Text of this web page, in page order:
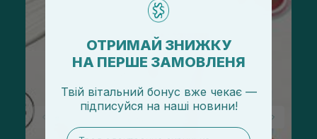
ОТРИМАЙ ЗНИЖКУ
НА ПЕРШЕ ЗАМОВЛЕНЯ
Твій вітальний бонус вже чекає —
підписуйся на наші новини!
email